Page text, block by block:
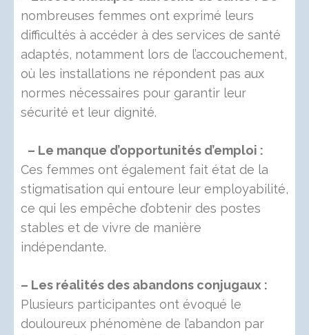
nombreuses femmes ont exprimé leurs
difficultés à accéder à des services de santé
adaptés, notamment lors de l’accouchement,
où les installations ne répondent pas aux
normes nécessaires pour garantir leur
sécurité et leur dignité.
– Le manque d’opportunités d’emploi :
Ces femmes ont également fait état de la
stigmatisation qui entoure leur employabilité,
ce qui les empêche d’obtenir des postes
stables et de vivre de manière
indépendante.
– Les réalités des abandons conjugaux :
Plusieurs participantes ont évoqué le
douloureux phénomène de l’abandon par